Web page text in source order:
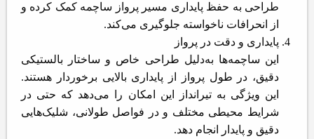
طراحی به حفظ پایداری مسیر پرواز ساچمه کمک کرده و
از انحرافات ناخواسته جلوگیری می‌کند.
پایداری و دقت در پرواز
این ساچمه‌ها به‌دلیل طراحی خاص و ساختار بالستیکی
دقیق، در طول پرواز از پایداری بالایی برخوردار هستند.
این ویژگی به تیرانداز این امکان را می‌دهد که حتی در
شرایط محیطی مختلف و در فواصل طولانی، شلیک‌هایی
دقیق و پایدار انجام دهد.